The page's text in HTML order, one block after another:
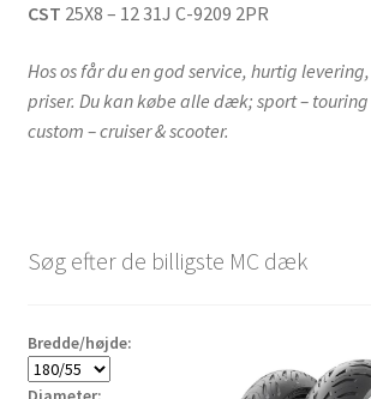
CST 25X8 – 12 31J C-9209 2PR
Hos os får du en god service, hurtig
priser. Du kan købe alle dæk; sport – touring
custom – cruiser & scooter.
Søg efter de billigste MC dæk
Bredde/højde: